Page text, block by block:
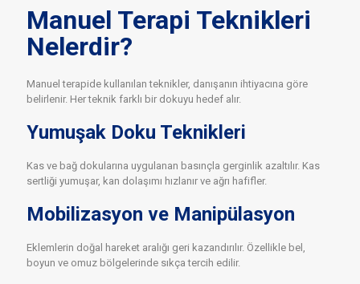
Manuel Terapi Teknikleri
Nelerdir?
Manuel terapide kullanılan teknikler, danışanın ihtiyacına göre
belirlenir. Her teknik farklı bir dokuyu hedef alır.
Yumuşak Doku Teknikleri
Kas ve bağ dokularına uygulanan basınçla gerginlik azaltılır. Kas
sertliği yumuşar, kan dolaşımı hızlanır ve ağrı hafifler.
Mobilizasyon ve Manipülasyon
Eklemlerin doğal hareket aralığı geri kazandırılır. Özellikle bel,
boyun ve omuz bölgelerinde sıkça tercih edilir.